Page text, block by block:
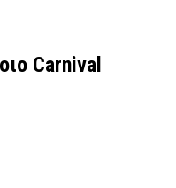
Carnival